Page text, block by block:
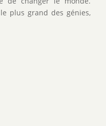
plus grand des génies,